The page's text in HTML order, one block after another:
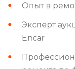
Опыт в
Эксперт
Encar